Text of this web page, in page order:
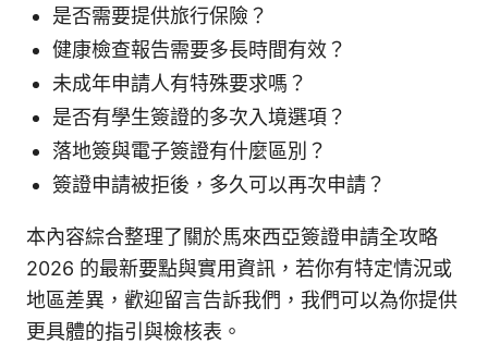
是否需要提供旅行保險？
健康檢查報告需要多長時間有效？
未成年申請人有特殊要求嗎？
是否有學生簽證的多次入境選項？
落地簽與電子簽證有什麼區別？
簽證申請被拒後，多久可以再次申請？
本內容綜合整理了關於馬來西亞簽證申請全攻略
2026 的最新要點與實用資訊，若你有特定情況或
地區差異，歡迎留言告訴我們，我們可以為你提供
更具體的指引與檢核表。